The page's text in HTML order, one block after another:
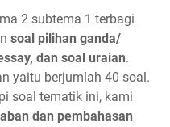
2 subtema 1 terbagi
soal pilihan ganda/
dan soal uraian.
yaitu berjumlah 40 soal.
soal tematik ini, kami
dan pembahasan